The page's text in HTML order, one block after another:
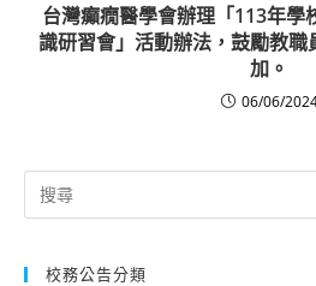
台灣癲癇醫學會辦理「113年學
識研習會」活動辦法，鼓勵教
加。
06/06/
Search
for:
校務公告分類